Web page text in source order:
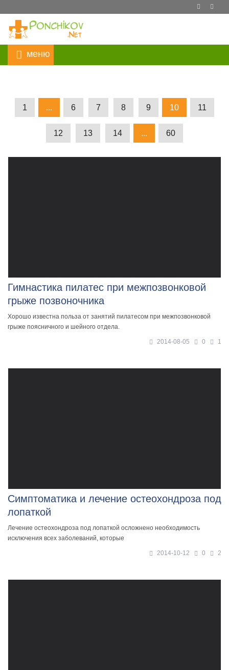
1 ... 6 7 8 9 10 11
12 13 14 ... 60
Гимнастика пилатес при межпозвонковой
грыже позвоночника
Хорошо известна польза от занятий пилатесом при межпозвонковой
грыже поясничного и шейного отдела.
2014-08-05 0 1
Симптоматика и лечение остеохондроза под
лопаткой
Лечение остеохондроза под лопаткой осложнено необходимость
исключения всех заболеваний, которые
2014-10-12 0 2